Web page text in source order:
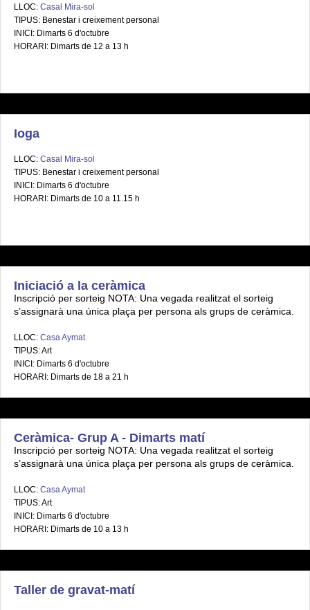
LLOC: Casal Mira-sol
TIPUS: Benestar i creixement personal
INICI: Dimarts 6 d'octubre
HORARI: Dimarts de 12 a 13 h
Ioga
LLOC: Casal Mira-sol
TIPUS: Benestar i creixement personal
INICI: Dimarts 6 d'octubre
HORARI: Dimarts de 10 a 11.15 h
Iniciació a la ceràmica
Inscripció per sorteig NOTA: Una vegada realitzat el sorteig
s’assignarà una única plaça per persona als grups de ceràmica.
LLOC: Casa Aymat
TIPUS: Art
INICI: Dimarts 6 d'octubre
HORARI: Dimarts de 18 a 21 h
Ceràmica- Grup A - Dimarts matí
Inscripció per sorteig NOTA: Una vegada realitzat el sorteig
s’assignarà una única plaça per persona als grups de ceràmica.
LLOC: Casa Aymat
TIPUS: Art
INICI: Dimarts 6 d'octubre
HORARI: Dimarts de 10 a 13 h
Taller de gravat-matí